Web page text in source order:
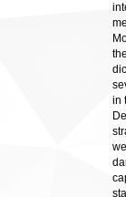
in